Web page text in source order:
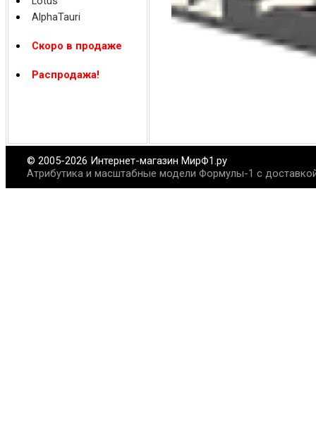
AlphaTauri
Скоро в продаже
Распродажа!
© 2005-2026 Интернет-магазин МирФ1.ру
Атрибутика и масштабные модели Формулы-1 с